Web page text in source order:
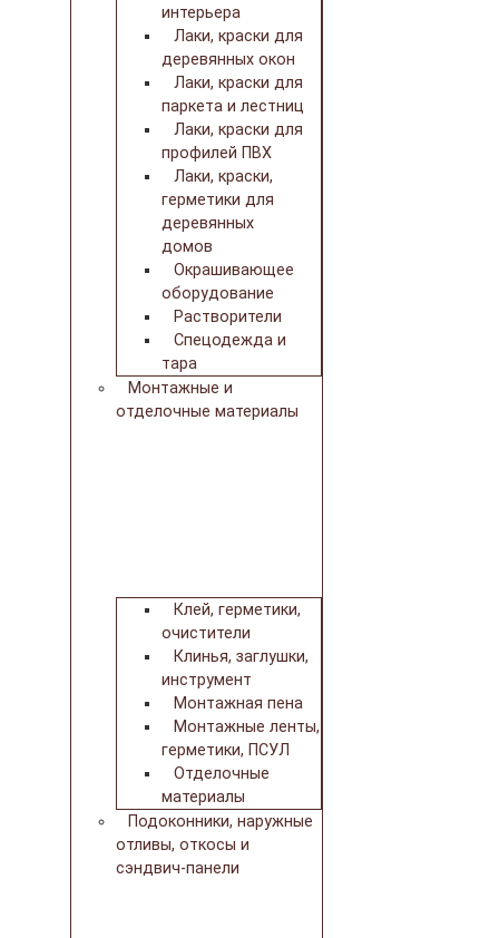
интерьера
Лаки, краски для
деревянных окон
Лаки, краски для
паркета и лестниц
Лаки, краски для
профилей ПВХ
Лаки, краски,
герметики для
деревянных
домов
Окрашивающее
оборудование
Растворители
Спецодежда и
тара
Монтажные и
отделочные материалы
Клей, герметики,
очистители
Клинья, заглушки,
инструмент
Монтажная пена
Монтажные ленты,
герметики, ПСУЛ
Отделочные
материалы
Подоконники, наружные
отливы, откосы и
сэндвич-панели